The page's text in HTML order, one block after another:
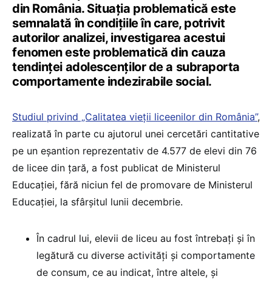
din România. Situația problematică este
semnalată în condițiile în care, potrivit
autorilor analizei, investigarea acestui
fenomen este problematică din cauza
tendinței adolescenților de a subraporta
comportamente indezirabile social.
Studiul privind „Calitatea vieții liceenilor din România”,
realizată în parte cu ajutorul unei cercetări cantitative
pe un eșantion reprezentativ de 4.577 de elevi din 76
de licee din țară, a fost publicat de Ministerul
Educației, fără niciun fel de promovare de Ministerul
Educației, la sfârșitul lunii decembrie.
În cadrul lui, elevii de liceu au fost întrebați și în
legătură cu diverse activități și comportamente
de consum, ce au indicat, între altele, și